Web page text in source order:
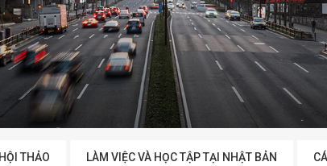
THẢO LÀM VIỆC VÀ HỌC TẬP TẠI NHẬT BẢN